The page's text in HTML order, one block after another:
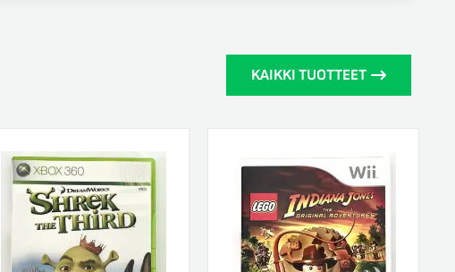
KAIKKI TUOTTEET